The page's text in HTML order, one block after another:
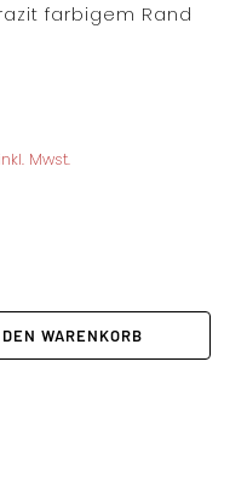
farbigem Rand
inkl. Mwst.
WARENKORB